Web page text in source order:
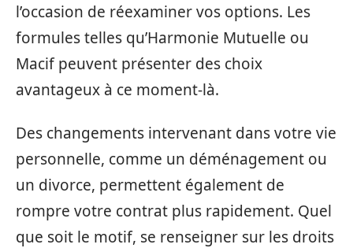
l’occasion de réexaminer vos options. Les
formules telles qu’Harmonie Mutuelle ou
Macif peuvent présenter des choix
avantageux à ce moment-là.
Des changements intervenant dans votre vie
personnelle, comme un déménagement ou
un divorce, permettent également de
rompre votre contrat plus rapidement. Quel
que soit le motif, se renseigner sur les droits